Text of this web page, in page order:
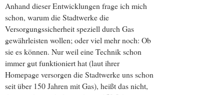
Anhand dieser Entwicklungen frage ich mich
schon, warum die Stadtwerke die
Versorgungssicherheit speziell durch Gas
gewährleisten wollen; oder viel mehr noch: Ob
sie es können. Nur weil eine Technik schon
immer gut funktioniert hat (laut ihrer
Homepage versorgen die Stadtwerke uns schon
seit über 150 Jahren mit Gas), heißt das nicht,